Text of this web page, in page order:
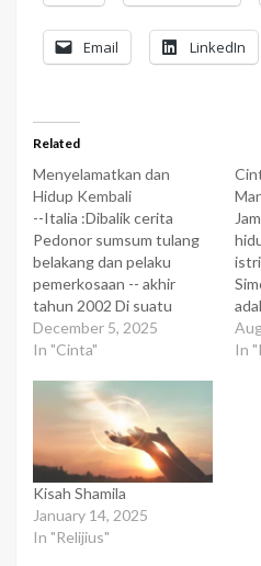
Email LinkedIn
Related
Menyelamatkan dan
Hidup Kembali
--Italia :Dibalik cerita
Pedonor sumsum tulang
belakang dan pelaku
pemerkosaan -- akhir
tahun 2002 Di suatu
Koran Itali, muncullah
berita pencarian orang
1992 di parkiran mobil ke 5
Wayeli (nama kota),
seorang wanita kulit putih
diperkosa oleh seorang
kulit hitam. Tak lama
kemudian, sang wanita…
December 5, 2025
In "Cinta"
In
Kisah Shamila
January 14, 2025
In "Relijius"